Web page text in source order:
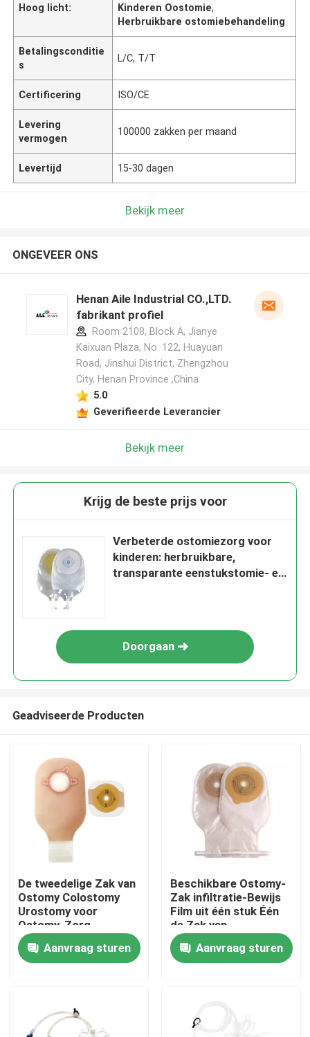
Thuis
Video's
Hoog licht:
Kinderen Oostomie,
Herbruikbare ostomiebehandeling
Betalingsconditie
s
L/C, T/T
Certificering ISO/CE
Levering
vermogen
100000 zakken per maand
Levertijd 15-30 dagen
Bekijk meer
ONGEVEER ONS
Henan Aile Industrial CO.,LTD.
fabrikant profiel
Room 2108, Block A, Jianye
Kaixuan Plaza, No. 122, Huayuan
Road, Jinshui District, Zhengzhou
City, Henan Province ,China
5.0
Geverifieerde Leverancier
Bekijk meer
Krijg de beste prijs voor
Verbeterde ostomiezorg voor
kinderen: herbruikbare,
transparante eenstukstomie- en
Doorgaan
Geadviseerde Producten
De tweedelige Zak van
Ostomy Colostomy
Urostomy voor
Ostomy-Zorg
Aanvraag sturen
Beschikbare Ostomy-
Zak infiltratie-Bewijs
Film uit één stuk Één
de Zak van
Lichaamscolostomy
Aanvraag sturen